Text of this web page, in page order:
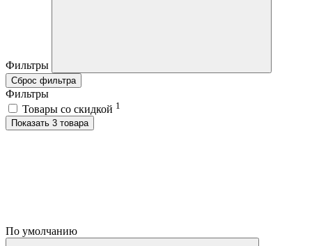
Фильтры
Сброс фильтра
Фильтры
Товары со скидкой 1
Показать 3 товара
По умолчанию